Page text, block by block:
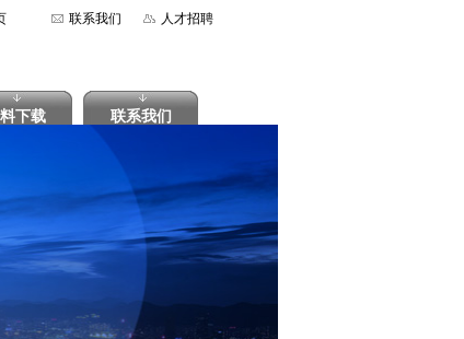
联系我们 人才招聘
下载 联系我们